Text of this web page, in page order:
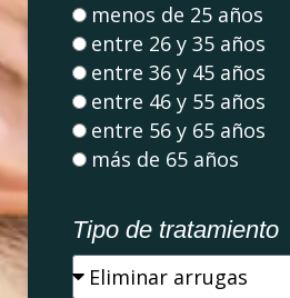
menos de 25 años
entre 26 y 35 años
entre 36 y 45 años
entre 46 y 55 años
entre 56 y 65 años
más de 65 años
Tipo de tratamiento